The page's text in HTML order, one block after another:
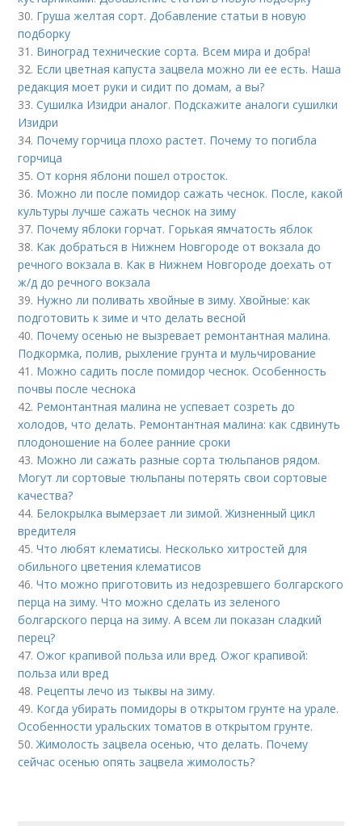
30. Груша желтая сорт. Добавление статьи в новую
подборку
31. Виноград технические сорта. Всем мира и добра!
32. Если цветная капуста зацвела можно ли ее есть. Наша
редакция моет руки и сидит по домам, а вы?
33.Сушилка Изидри аналог. Подскажите аналоги сушилки
Изидри
34. Почему горчица плохо растет. Почему то погибла
горчица
35.От корня яблони пошел отросток.
36. Можно ли после помидор сажать чеснок. После, какой
культуры лучше сажать чеснок на зиму
37. Почему яблоки горчат. Горькая ямчатость яблок
38. Как добраться в Нижнем Новгороде от вокзала до
речного вокзала в. Как в Нижнем Новгороде доехать от
ж/д до речного вокзала
39. Нужно ли поливать хвойные в зиму. Хвойные: как
подготовить к зиме и что делать весной
40. Почему осенью не вызревает ремонтантная малина.
Подкормка, полив, рыхление грунта и мульчирование
41. Можно садить после помидор чеснок. Особенность
почвы после чеснока
42. Ремонтантная малина не успевает созреть до
холодов, что делать. Ремонтантная малина: как сдвинуть
плодоношение на более ранние сроки
43. Можно ли сажать разные сорта тюльпанов рядом.
Могут ли сортовые тюльпаны потерять свои сортовые
качества?
44. Белокрылка вымерзает ли зимой. Жизненный цикл
вредителя
45.Что любят клематисы. Несколько хитростей для
обильного цветения клематисов
46.Что можно приготовить из недозревшего болгарского
перца на зиму. Что можно сделать из зеленого
болгарского перца на зиму. А всем ли показан сладкий
перец?
47.Ожог крапивой польза или вред. Ожог крапивой:
польза или вред
48. Рецепты лечо из тыквы на зиму.
49. Когда убирать помидоры в открытом грунте на урале.
Особенности уральских томатов в открытом грунте.
50.Жимолость зацвела осенью, что делать. Почему
сейчас осенью опять зацвела жимолость?